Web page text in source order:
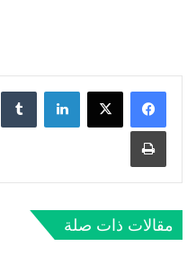
لينكدإن
مقالات ذات صلة